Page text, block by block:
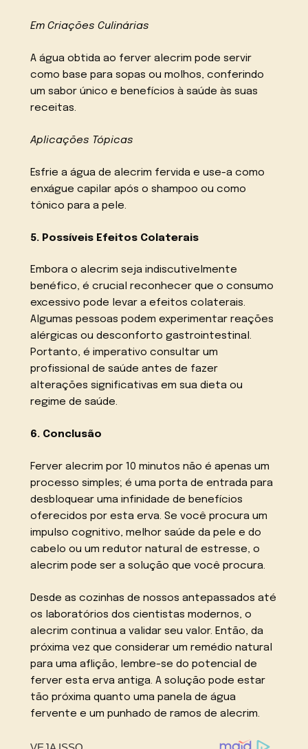
Em Criações Culinárias
A água obtida ao ferver alecrim pode servir
como base para sopas ou molhos, conferindo
um sabor único e benefícios à saúde às suas
receitas.
Aplicações Tópicas
Esfrie a água de alecrim fervida e use-a como
enxágue capilar após o shampoo ou como
tônico para a pele.
5. Possíveis Efeitos Colaterais
Embora o alecrim seja indiscutivelmente
benéfico, é crucial reconhecer que o consumo
excessivo pode levar a efeitos colaterais.
Algumas pessoas podem experimentar reações
alérgicas ou desconforto gastrointestinal.
Portanto, é imperativo consultar um
profissional de saúde antes de fazer
alterações significativas em sua dieta ou
regime de saúde.
6. Conclusão
Ferver alecrim por 10 minutos não é apenas um
processo simples; é uma porta de entrada para
desbloquear uma infinidade de benefícios
oferecidos por esta erva. Se você procura um
impulso cognitivo, melhor saúde da pele e do
cabelo ou um redutor natural de estresse, o
alecrim pode ser a solução que você procura.
Desde as cozinhas de nossos antepassados até
os laboratórios dos cientistas modernos, o
alecrim continua a validar seu valor. Então, da
próxima vez que considerar um remédio natural
para uma aflição, lembre-se do potencial de
ferver esta erva antiga. A solução pode estar
tão próxima quanto uma panela de água
fervente e um punhado de ramos de alecrim.